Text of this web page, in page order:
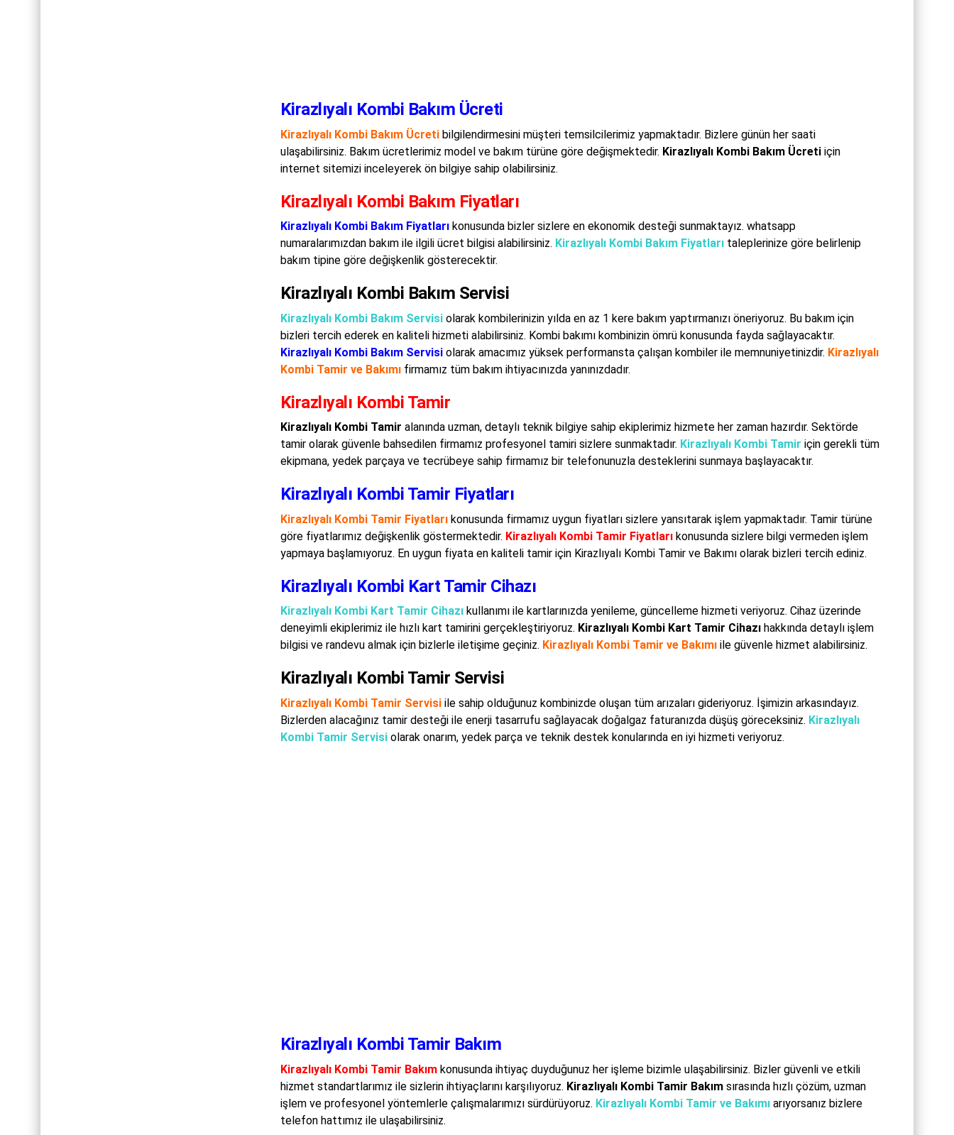
Kirazlıyalı Kombi Bakım Ücreti
Kirazlıyalı Kombi Bakım Ücretibilgilendirmesini müşteri temsilcilerimiz yapmaktadır. Bizlere günün her saati
ulaşabilirsiniz. Bakım ücretlerimiz model ve bakım türüne göre değişmektedir. Kirazlıyalı Kombi Bakım Ücretiiçin
internet sitemizi inceleyerek ön bilgiye sahip olabilirsiniz.
Kirazlıyalı Kombi Bakım Fiyatları
Kirazlıyalı Kombi Bakım Fiyatları konusunda bizler sizlere en ekonomik desteği sunmaktayız. whatsapp
numaralarımızdan bakım ile ilgili ücret bilgisi alabilirsiniz. Kirazlıyalı Kombi Bakım Fiyatları taleplerinize göre belirlenip
bakım tipine göre değişkenlik gösterecektir.
Kirazlıyalı Kombi Bakım Servisi
Kirazlıyalı Kombi Bakım Servisiolarak kombilerinizin yılda en az 1 kere bakım yaptırmanızı öneriyoruz. Bu bakım için
bizleri tercih ederek en kaliteli hizmeti alabilirsiniz. Kombi bakımı kombinizin ömrü konusunda fayda sağlayacaktır.
Kirazlıyalı Kombi Bakım Servisiolarak amacımız yüksek performansta çalışan kombiler ile memnuniyetinizdir. Kirazlıyalı
Kombi Tamir ve Bakımıfirmamız tüm bakım ihtiyacınızda yanınızdadır.
Kirazlıyalı Kombi Tamir
Kirazlıyalı Kombi Tamir alanında uzman, detaylı teknik bilgiye sahip ekiplerimiz hizmete her zaman hazırdır. Sektörde
tamir olarak güvenle bahsedilen firmamız profesyonel tamiri sizlere sunmaktadır. Kirazlıyalı Kombi Tamir için gerekli tüm
ekipmana, yedek parçaya ve tecrübeye sahip firmamız bir telefonunuzla desteklerini sunmaya başlayacaktır.
Kirazlıyalı Kombi Tamir Fiyatları
Kirazlıyalı Kombi Tamir Fiyatları konusunda firmamız uygun fiyatları sizlere yansıtarak işlem yapmaktadır. Tamir türüne
göre fiyatlarımız değişkenlik göstermektedir. Kirazlıyalı Kombi Tamir Fiyatlarıkonusunda sizlere bilgi vermeden işlem
yapmaya başlamıyoruz. En uygun fiyata en kaliteli tamir için Kirazlıyalı Kombi Tamir ve Bakımı olarak bizleri tercih ediniz.
Kirazlıyalı Kombi Kart Tamir Cihazı
Kirazlıyalı Kombi Kart Tamir Cihazı kullanımı ile kartlarınızda yenileme, güncelleme hizmeti veriyoruz. Cihaz üzerinde
deneyimli ekiplerimiz ile hızlı kart tamirini gerçekleştiriyoruz. Kirazlıyalı Kombi Kart Tamir Cihazıhakkında detaylı işlem
bilgisi ve randevu almak için bizlerle iletişime geçiniz. Kirazlıyalı Kombi Tamir ve Bakımıile güvenle hizmet alabilirsiniz.
Kirazlıyalı Kombi Tamir Servisi
Kirazlıyalı Kombi Tamir Servisiile sahip olduğunuz kombinizde oluşan tüm arızaları gideriyoruz. İşimizin arkasındayız.
Bizlerden alacağınız tamir desteği ile enerji tasarrufu sağlayacak doğalgaz faturanızda düşüş göreceksiniz. Kirazlıyalı
Kombi Tamir Servisiolarak onarım, yedek parça ve teknik destek konularında en iyi hizmeti veriyoruz.
Kirazlıyalı Kombi Tamir Bakım
Kirazlıyalı Kombi Tamir Bakım konusunda ihtiyaç duyduğunuz her işleme bizimle ulaşabilirsiniz. Bizler güvenli ve etkili
hizmet standartlarımız ile sizlerin ihtiyaçlarını karşılıyoruz. Kirazlıyalı Kombi Tamir Bakımsırasında hızlı çözüm, uzman
işlem ve profesyonel yöntemlerle çalışmalarımızı sürdürüyoruz. Kirazlıyalı Kombi Tamir ve Bakımı arıyorsanız bizlere
telefon hattımız ile ulaşabilirsiniz.